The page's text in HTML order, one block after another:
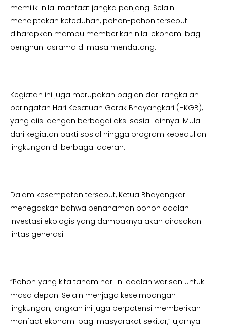
memiliki nilai manfaat jangka panjang. Selain
menciptakan keteduhan, pohon-pohon tersebut
diharapkan mampu memberikan nilai ekonomi bagi
penghuni asrama di masa mendatang.
Kegiatan ini juga merupakan bagian dari rangkaian
peringatan Hari Kesatuan Gerak Bhayangkari (HKGB),
yang diisi dengan berbagai aksi sosial lainnya. Mulai
dari kegiatan bakti sosial hingga program kepedulian
lingkungan di berbagai daerah.
Dalam kesempatan tersebut, Ketua Bhayangkari
menegaskan bahwa penanaman pohon adalah
investasi ekologis yang dampaknya akan dirasakan
lintas generasi.
“Pohon yang kita tanam hari ini adalah warisan untuk
masa depan. Selain menjaga keseimbangan
lingkungan, langkah ini juga berpotensi memberikan
manfaat ekonomi bagi masyarakat sekitar,” ujarnya.